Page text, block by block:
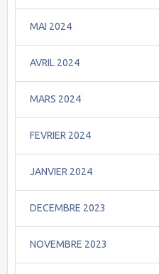
MAI 2024
AVRIL 2024
MARS 2024
FEVRIER 2024
JANVIER 2024
DECEMBRE 2023
NOVEMBRE 2023